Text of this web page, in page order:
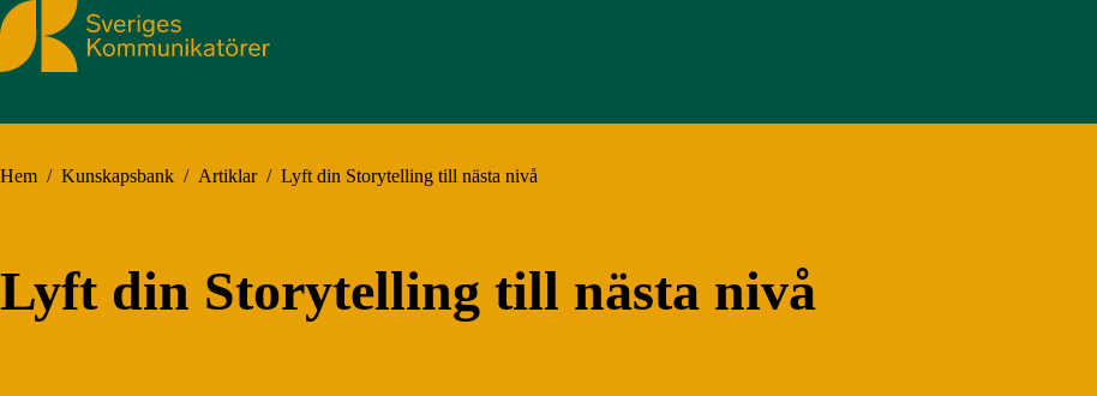
Sveriges Kommunikatörer
Hem / Kunskapsbank / Artiklar / Lyft din Storytelling till nästa nivå
Lyft din Storytelling till nästa nivå